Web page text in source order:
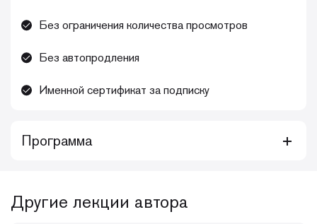
Без ограничения количества просмотров
Без автопродления
Именной сертификат за подписку
Программа
самые современные концепции:
Другие лекции автора